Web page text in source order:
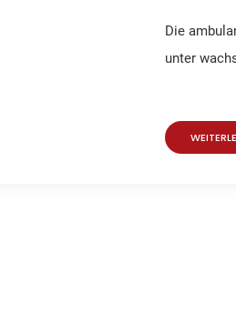
Die
unter